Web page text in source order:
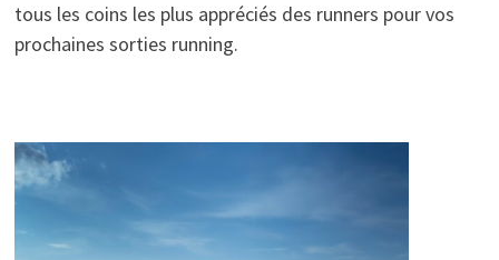
tous les coins les plus appréciés des runners pour vos
prochaines sorties running.